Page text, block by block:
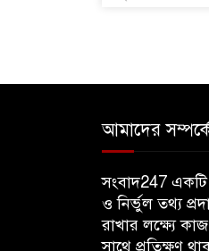
আমাদের
সংবাদ247 একটি
ও নির্ভুল তথ্য
রাখার লক্ষ্যে
সাথে প্রতিক্ষণ